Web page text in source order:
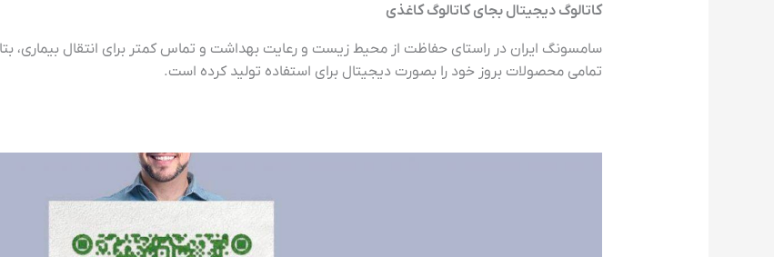
کاتالوگ دیجیتال بجای کاتالوگ کاغذی
سامسونگ ایران در راستای حفاظت از محیط زیست و رعایت بهداشت و تماس کمتر برای انتقال بیماری،
تمامی محصولات بروز خود را بصورت دیجیتال برای استفاده تولید کرده است.